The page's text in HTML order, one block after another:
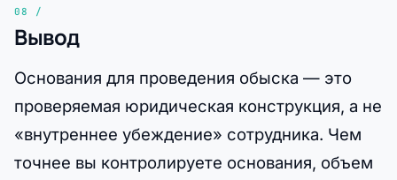
Вывод
Основания для проведения обыска — это
проверяемая юридическая конструкция, а не
«внутреннее убеждение» сотрудника. Чем
точнее вы контролируете основания, объем